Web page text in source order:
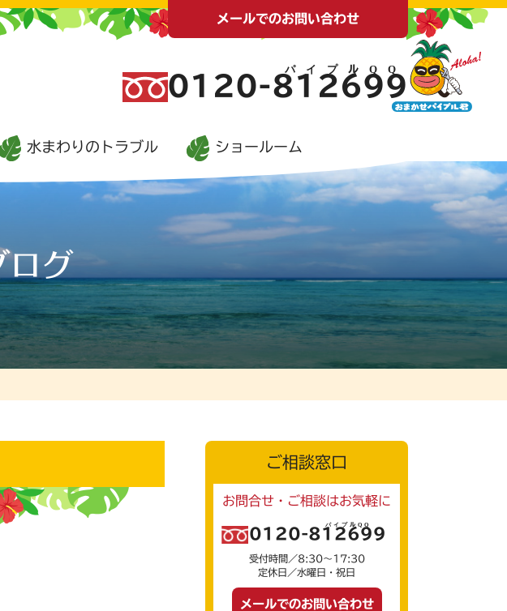
0120-812699
メールでのお問い合わせ
水まわりのトラブル ショールーム
ログ
ご相談窓口
お問合せ・ご相談はお気軽に
0120-812699
受付時間／8:30～17:30
定休日／水曜日・祝日
メールでのお問い合わせ